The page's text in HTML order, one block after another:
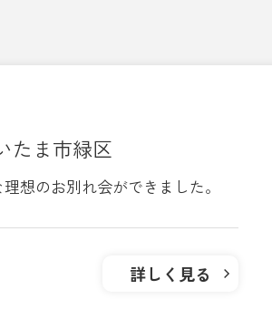
たま市緑区
想のお別れ会ができました。
詳しく見る